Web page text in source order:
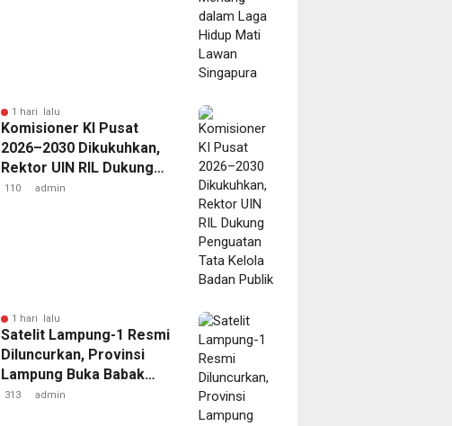
1 hari lalu
Komisioner KI Pusat
2026–2030 Dikukuhkan,
Rektor UIN RIL Dukung
Penguatan Tata Kelola
110 admin
1 hari lalu
Satelit Lampung-1 Resmi
Diluncurkan, Provinsi
Lampung Buka Babak
Baru
313 admin